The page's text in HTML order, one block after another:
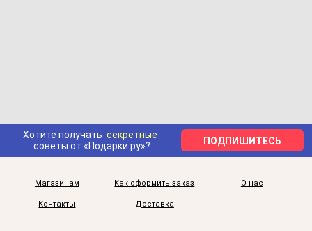
Хотите получать секретные
советы от «Подарки.ру»?
ПОДПИШИТЕСЬ
Магазинам Как оформить заказ О нас
Контакты Доставка